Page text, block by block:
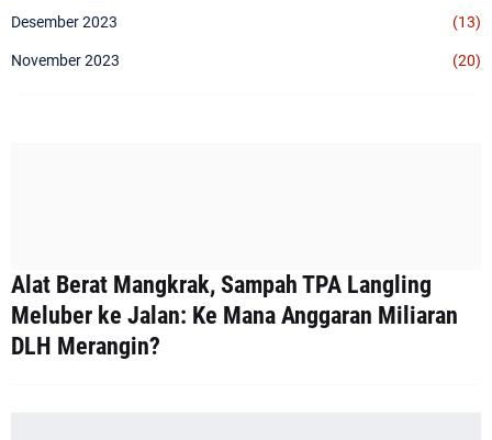
Desember 2023 (13)
November 2023 (20)
Alat Berat Mangkrak, Sampah TPA Langling
Meluber ke Jalan: Ke Mana Anggaran Miliaran
DLH Merangin?